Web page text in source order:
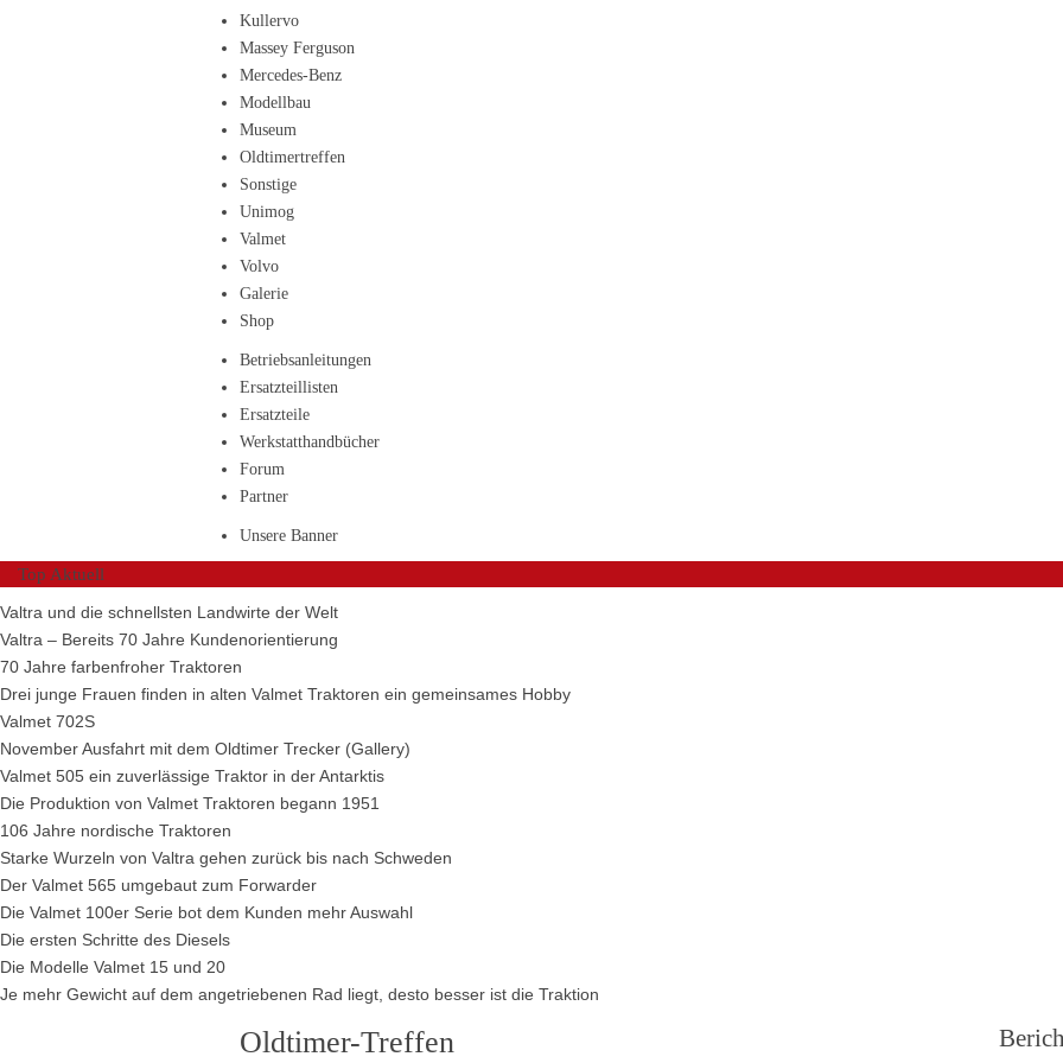
Kullervo
Massey Ferguson
Mercedes-Benz
Modellbau
Museum
Oldtimertreffen
Sonstige
Unimog
Valmet
Volvo
Galerie
Shop
Betriebsanleitungen
Ersatzteillisten
Ersatzteile
Werkstatthandbücher
Forum
Partner
Unsere Banner
Top Aktuell
Valtra und die schnellsten Landwirte der Welt
Valtra – Bereits 70 Jahre Kundenorientierung
70 Jahre farbenfroher Traktoren
Drei junge Frauen finden in alten Valmet Traktoren ein gemeinsames Hobby
Valmet 702S
November Ausfahrt mit dem Oldtimer Trecker (Gallery)
Valmet 505 ein zuverlässige Traktor in der Antarktis
Die Produktion von Valmet Traktoren begann 1951
106 Jahre nordische Traktoren
Starke Wurzeln von Valtra gehen zurück bis nach Schweden
Der Valmet 565 umgebaut zum Forwarder
Die Valmet 100er Serie bot dem Kunden mehr Auswahl
Die ersten Schritte des Diesels
Die Modelle Valmet 15 und 20
Je mehr Gewicht auf dem angetriebenen Rad liegt, desto besser ist die Traktion
Oldtimer-Treffen